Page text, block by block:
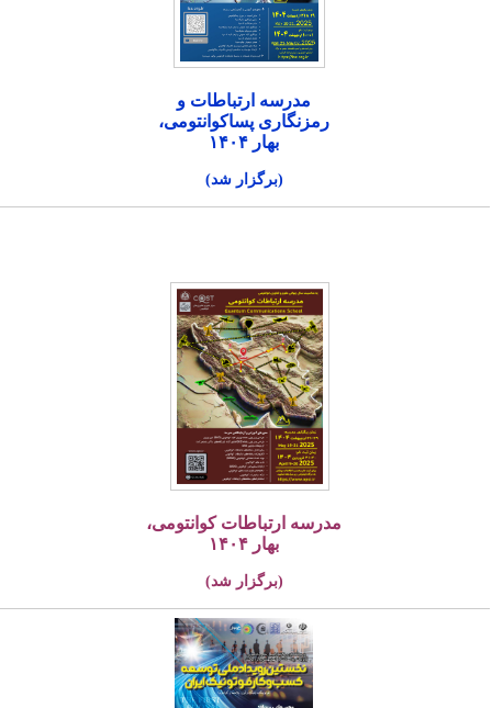
مدرسه ارتباطات و
رمزنگاری پساکوانتومی،
بهار ۱۴۰۴
(برگزار شد)
مدرسه ارتباطات کوانتومی،
بهار ۱۴۰۴
(برگزار شد)